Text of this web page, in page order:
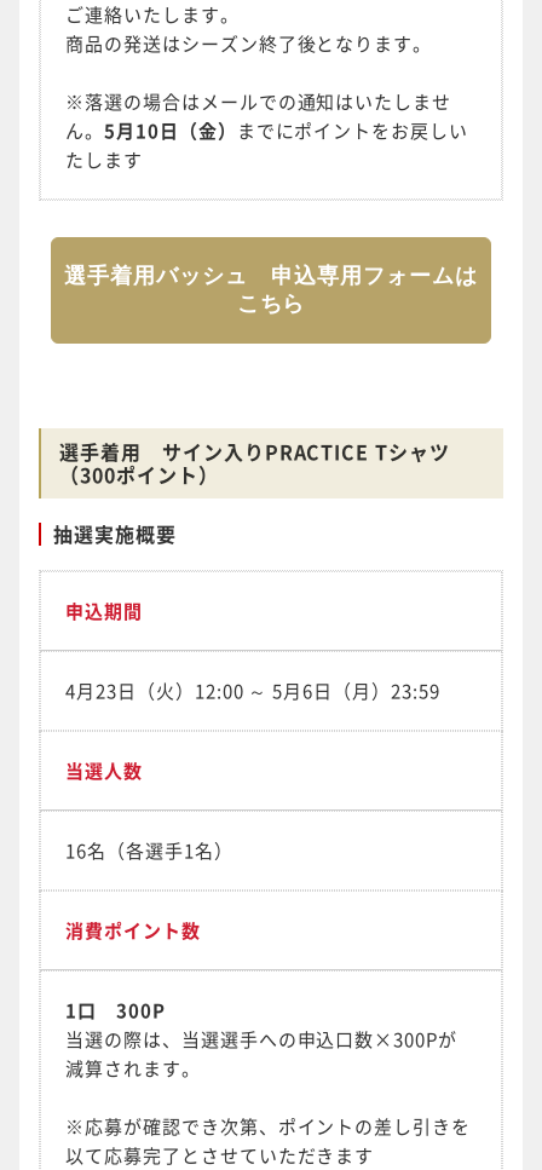
ご連絡いたします。
商品の発送はシーズン終了後となります。
※落選の場合はメールでの通知はいたしませ
ん。 5月10日（金） までにポイントをお戻しい
たします
選手着用バッシュ 申込専用フォームは
こちら
選手着用 サイン入りPRACTICE Tシャツ
（300ポイント）
抽選実施概要
申込期間
4月23日（火）12:00 ～ 5月6日（月）23:59
当選人数
16名（各選手1名）
消費ポイント数
1口 300P
当選の際は、 当選選手への申込口数×300Pが
減算されます。
※応募が確認でき次第、ポイントの差し引きを
以て応募完了とさせていただきます